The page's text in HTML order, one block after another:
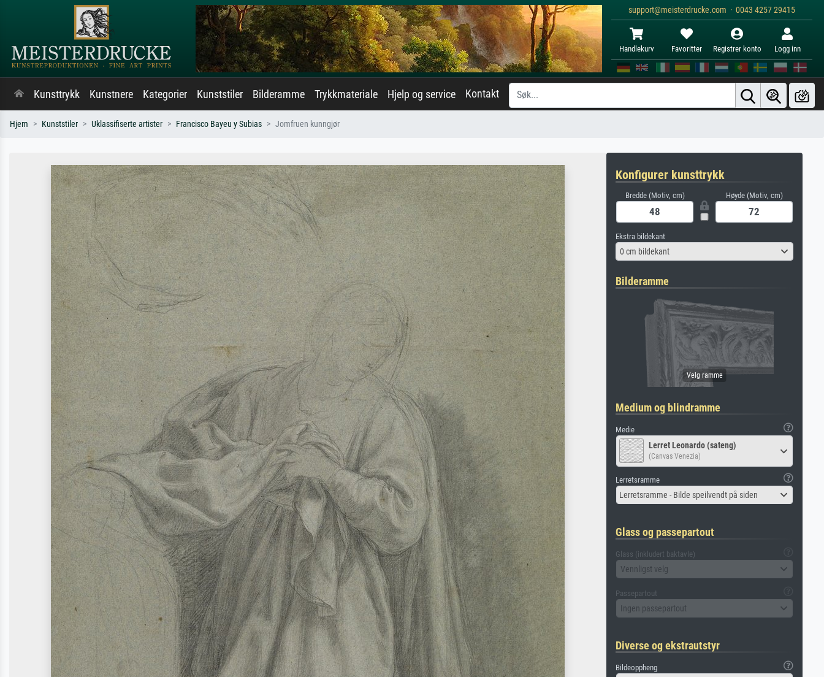
support@meisterdrucke.com · 0043 4257 29415
Handlekurv Favoritter Registrer konto Logg inn
Kunsttrykk Kunstnere Kategorier Kunststiler Bilderamme Trykkmateriale Hjelp og service Kontakt
Hjem Kunststiler Uklassifiserte artister Francisco Bayeu y Subias Jomfruen kunngjør
Konfigurer kunsttrykk
Bredde (Motiv, cm) Høyde (Motiv, cm)
Ekstra bildekant
0 cm bildekant
Bilderamme
Medium og blindramme
Medie
Lerret Leonardo (sateng)
(Canvas Venezia)
Lerretsramme
Lerretsramme - Bilde speilvendt på siden
Glass og passepartout
Glass (inkludert baktavle)
Vennligst velg
Passepartout
Ingen passepartout
Diverse og ekstrautstyr
Bildeoppheng